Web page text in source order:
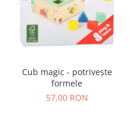
Cub magic - potrivește
formele
57,00 RON